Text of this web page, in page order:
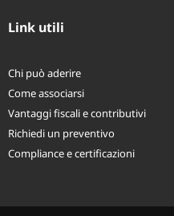
Chi può aderire
Come associarsi
Vantaggi fiscali e contributivi
Richiedi un preventivo